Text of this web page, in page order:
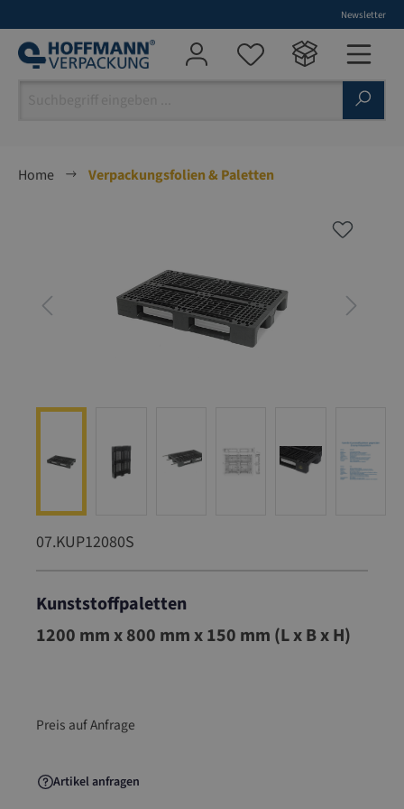
Newsletter
Home
Verpackungsfolien & Paletten
07.KUP12080S
Kunststoffpaletten
07.KUP12080S
1200 mm x 800 mm x 150 mm (L x B x H)
Preis auf Anfrage
Artikel anfragen